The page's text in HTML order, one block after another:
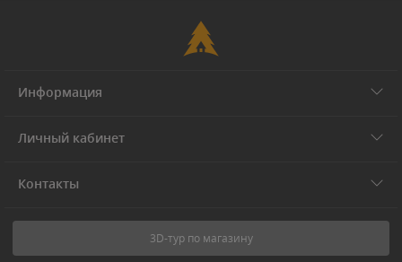
Информация
Личный кабинет
Контакты
3D-тур по магазину